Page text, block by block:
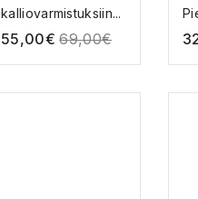
kalliovarmistuksiin...
55,00€ 69,00€